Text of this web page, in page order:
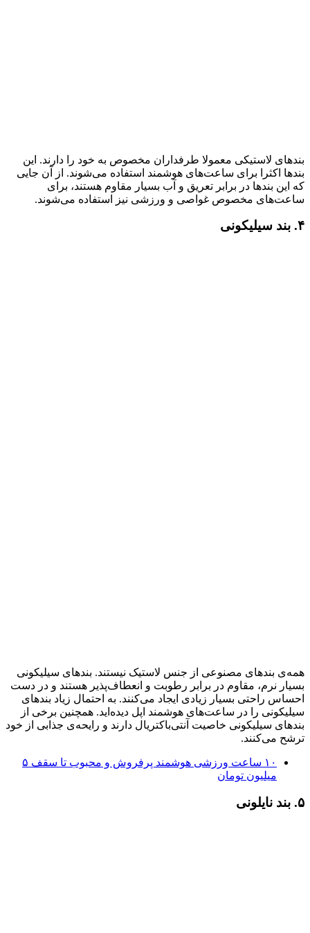
بندهای لاستیکی معمولا طرفداران مخصوص به خود را دارند. این
بندها اکثرا برای ساعت‌های هوشمند استفاده می‌شوند. از آن جایی
که این بندها در برابر تعریق و آب بسیار مقاوم هستند، برای
ساعت‌های مخصوص غواصی و ورزشی نیز استفاده می‌شوند.
۴. بند سیلیکونی
همه‌ی بندهای مصنوعی از جنس لاستیک نیستند. بندهای سیلیکونی
بسیار نرم، مقاوم در برابر رطوبت و انعطاف‌پذیر هستند و در دست
احساس راحتی بسیار زیادی ایجاد می‌کنند. به احتمال زیاد بندهای
سیلیکونی را در ساعت‌های هوشمند اپل دیده‌اید. همچنین برخی از
بندهای سیلیکونی خاصیت آنتی‌باکتریال دارند و رایحه‌ی جذابی از خود
ترشح می‌کنند.
۱۰ ساعت ورزشی هوشمند پرفروش و محبوب تا سقف ۵
میلیون تومان
۵. بند نایلونی